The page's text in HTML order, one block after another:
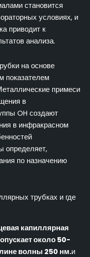
становится
условиях, и
приводит к
анализа.
на основе
показателем
примеси
в
OH создают
в инфракрасном
определяет,
по назначению
трубках и где
капиллярная
около 50-
волны 250 нм.и